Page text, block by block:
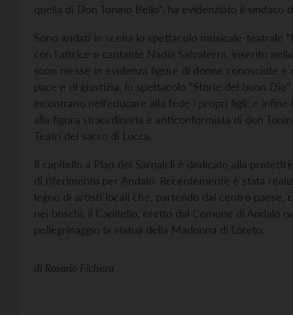
quella di Don Tonino Bello”, ha evidenziato il sindaco
Sono andati in scena lo spettacolo musicale-teatrale
con l'attrice e cantante Nadia Salvaterra, inserito
sono messe in evidenza figure di donne conosciute
pace e di giustizia; lo spettacolo “Storie del buon
incontrano nell’educare alla fede i propri figli;,e
alla figura straordinaria e anticonformista di don
Teatri del sacro di Lucca.
Il capitello a Plan dei Sarnalcli è dedicato alla
di riferimento per Andalo. Recentemente è stata
legno di artisti locali che, partendo dal centro paese,
nei boschi, il Capitello, eretto dal Comune di Andalo
pellegrinaggio la statua della Madonna di Loreto.
di Rosario Fichera